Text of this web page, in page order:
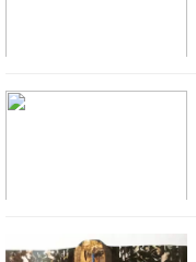
具鞍花等。其特点是大方
样古雅，具有鲜明的民族